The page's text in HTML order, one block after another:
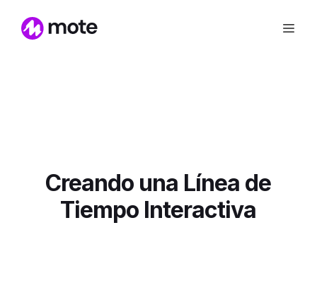
Creando una Línea de
Tiempo Interactiva